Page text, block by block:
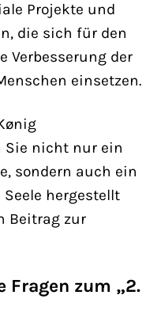
Projekte und
die sich für den
Verbesserung der
einsetzen.
Sie nicht nur ein
sondern auch ein
hergestellt
Beitrag zur
Fragen zum „2.